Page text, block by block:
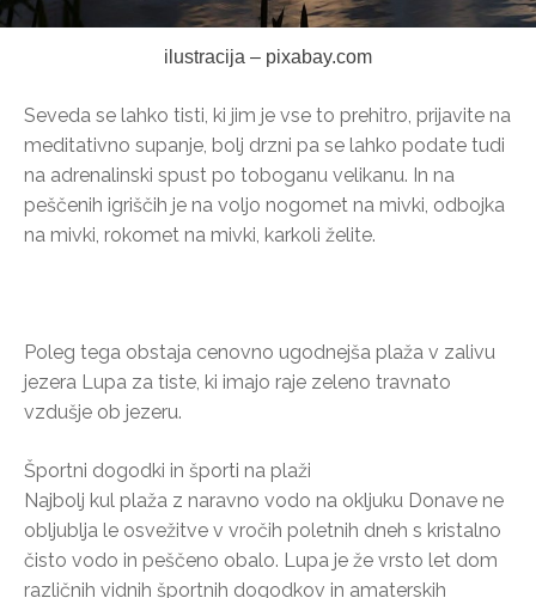
ilustracija – pixabay.com
Seveda se lahko tisti, ki jim je vse to prehitro, prijavite na
meditativno supanje, bolj drzni pa se lahko podate tudi
na adrenalinski spust po toboganu velikanu. In na
peščenih igriščih je na voljo nogomet na mivki, odbojka
na mivki, rokomet na mivki, karkoli želite.
Poleg tega obstaja cenovno ugodnejša plaža v zalivu
jezera Lupa za tiste, ki imajo raje zeleno travnato
vzdušje ob jezeru.
Športni dogodki in športi na plaži
Najbolj kul plaža z naravno vodo na okljuku Donave ne
obljublja le osvežitve v vročih poletnih dneh s kristalno
čisto vodo in peščeno obalo. Lupa je že vrsto let dom
različnih vidnih športnih dogodkov in amaterskih